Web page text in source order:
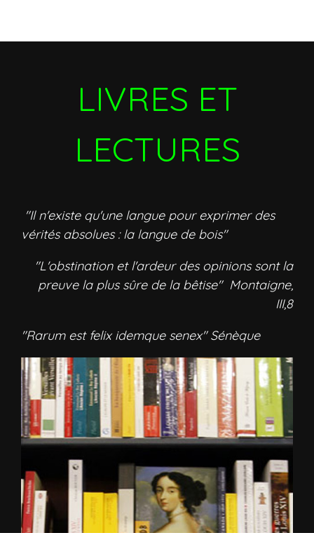
LIVRES ET
LECTURES
"Il n'existe qu'une langue pour exprimer des
vérités absolues : la langue de bois"
"L'obstination et l'ardeur des opinions sont la
preuve la plus sûre de la bêtise" Montaigne,
III,8
"Rarum est felix idemque senex" Sénèque